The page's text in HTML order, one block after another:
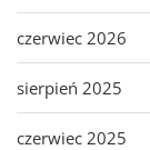
czerwiec 2026
sierpień 2025
czerwiec 2025